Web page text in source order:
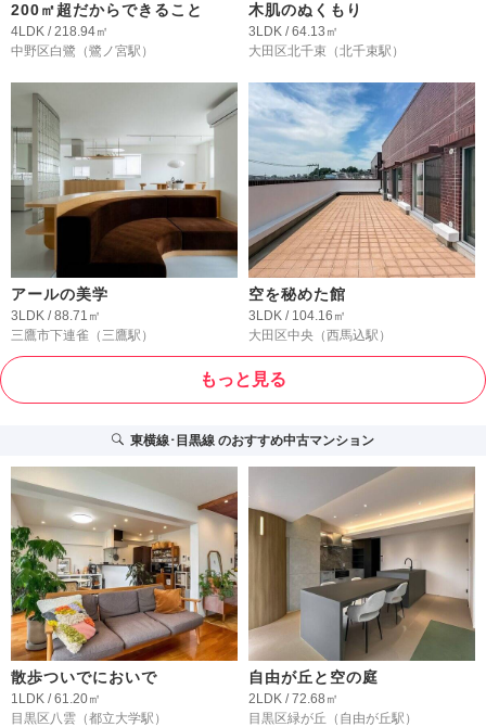
200㎡超だからできること
4LDK / 218.94㎡
中野区白鷺 （鷺ノ宮駅）
木肌のぬくもり
3LDK / 64.13㎡
大田区北千束 （北千束駅）
アールの美学
3LDK / 88.71㎡
三鷹市下連雀 （三鷹駅）
空を秘めた館
3LDK / 104.16㎡
大田区中央 （西馬込駅）
もっと見る
東横線･目黒線のおすすめ中古マンション
散歩ついでにおいで
1LDK / 61.20㎡
目黒区八雲 （都立大学駅）
自由が丘と空の庭
2LDK / 72.68㎡
目黒区緑が丘 （自由が丘駅）